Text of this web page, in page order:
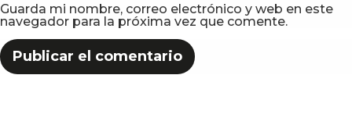
Guarda mi nombre, correo electrónico y web en este
navegador para la próxima vez que comente.